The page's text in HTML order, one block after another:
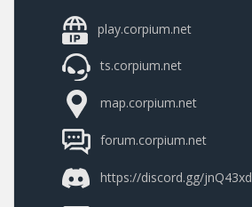
play.corpium.net
ts.corpium.net
map.corpium.net
forum.corpium.net
https://discord.gg/jnQ43xd